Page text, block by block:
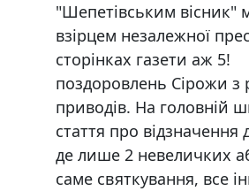
"Шепетівським вісник"
взірцем незалежної
сторінках газети аж 5!
поздоровлень Сірожи з
приводів. На головній
стаття про відзначення
де лише 2 невеличких
саме святкування, все